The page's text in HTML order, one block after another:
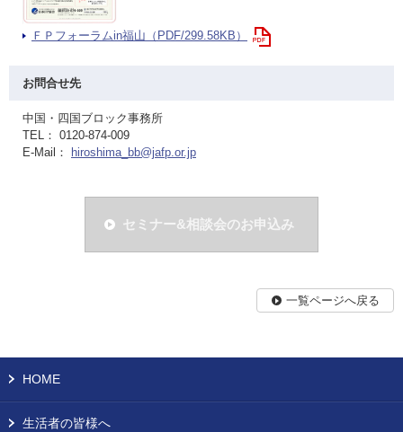
ＦＰフォーラムin福山（PDF/299.58KB）
お問合せ先
中国・四国ブロック事務所
TEL： 0120-874-009
E-Mail：
hiroshima_bb@jafp.or.jp
セミナー&相談会のお申込み
一覧ページへ戻る
HOME
生活者の皆様へ